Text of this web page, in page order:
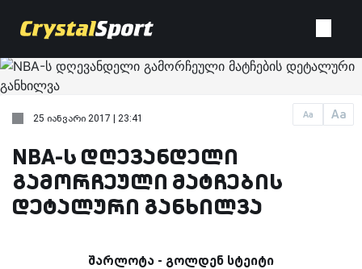
Aa Aa
25 იანვარი 2017 | 23:41
NBA-ს დღევანდელი
გამორჩეული მატჩების
დეტალური განხილვა
შარლოტა - გოლდენ სტეიტი